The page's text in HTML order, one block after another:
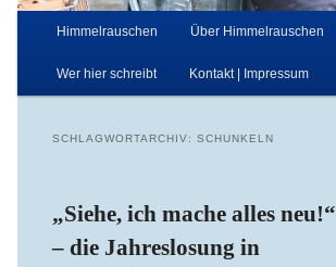
Hauptmenü
Himmelrauschen Über Himmelrauschen
Wer hier schreibt Kontakt | Impressum
SCHLAGWORTARCHIV: SCHUNKELN
„Siehe, ich mache alles neu!“
– die Jahreslosung in